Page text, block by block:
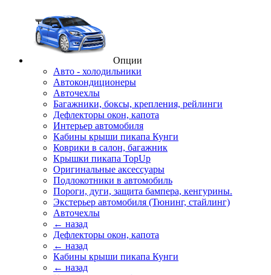
Опции
Авто - холодильники
Автокондиционеры
Авточехлы
Багажники, боксы, крепления, рейлинги
Дефлекторы окон, капота
Интерьер автомобиля
Кабины крыши пикапа Кунги
Коврики в салон, багажник
Крышки пикапа TopUp
Оригинальные аксессуары
Подлокотники в автомобиль
Пороги, дуги, защита бампера, кенгурины.
Экстерьер автомобиля (Тюнинг, стайлинг)
Авточехлы
← назад
Дефлекторы окон, капота
← назад
Кабины крыши пикапа Кунги
← назад